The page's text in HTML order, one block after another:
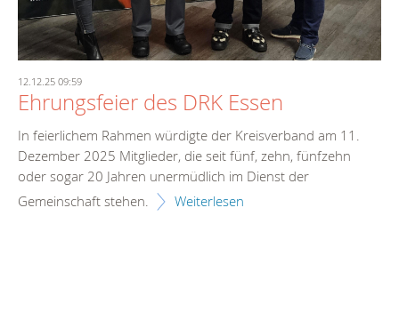
12.12.25 09:59
Ehrungsfeier des DRK Essen
In feierlichem Rahmen würdigte der Kreisverband am 11.
Dezember 2025 Mitglieder, die seit fünf, zehn, fünfzehn
oder sogar 20 Jahren unermüdlich im Dienst der
Gemeinschaft stehen.
Weiterlesen